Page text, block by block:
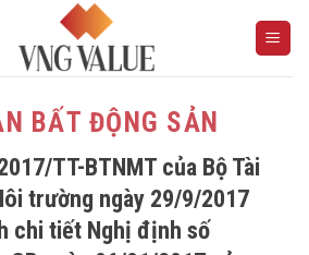
BẤT ĐỘNG SẢN
TT-BTNMT của Bộ Tài
trường ngày 29/9/2017
chi tiết Nghị định số